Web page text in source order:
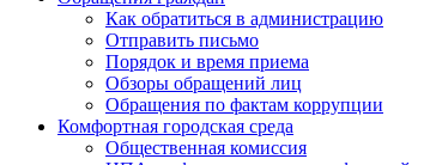
Как обратиться в администрацию
Отправить письмо
Порядок и время приема
Обзоры обращений лиц
Обращения по фактам коррупции
Комфортная городская среда
Общественная комиссия